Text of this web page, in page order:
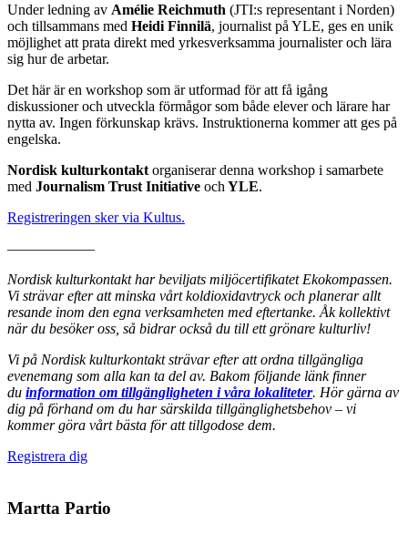
Under ledning av Amélie Reichmuth (JTI:s representant i Norden)
och tillsammans med Heidi Finnilä, journalist på YLE, ges en unik
möjlighet att prata direkt med yrkesverksamma journalister och lära
sig hur de arbetar.
Det här är en workshop som är utformad för att få igång
diskussioner och utveckla förmågor som både elever och lärare har
nytta av. Ingen förkunskap krävs. Instruktionerna kommer att ges på
engelska.
Nordisk kulturkontakt organiserar denna workshop i samarbete
med Journalism Trust Initiative och YLE.
Registreringen sker via Kultus.
––––––––––––
Nordisk kulturkontakt har beviljats miljöcertifikatet Ekokompassen.
Vi strävar efter att minska vårt koldioxidavtryck och planerar allt
resande inom den egna verksamheten med eftertanke. Åk kollektivt
när du besöker oss, så bidrar också du till ett grönare kulturliv!
Vi på Nordisk kulturkontakt strävar efter att ordna tillgängliga
evenemang som alla kan ta del av. Bakom följande länk finner
du information om tillgängligheten i våra lokaliteter. Hör gärna av
dig på förhand om du har särskilda tillgänglighetsbehov – vi
kommer göra vårt bästa för att tillgodose dem.
Registrera digÖppnas
ny
Martta Partio